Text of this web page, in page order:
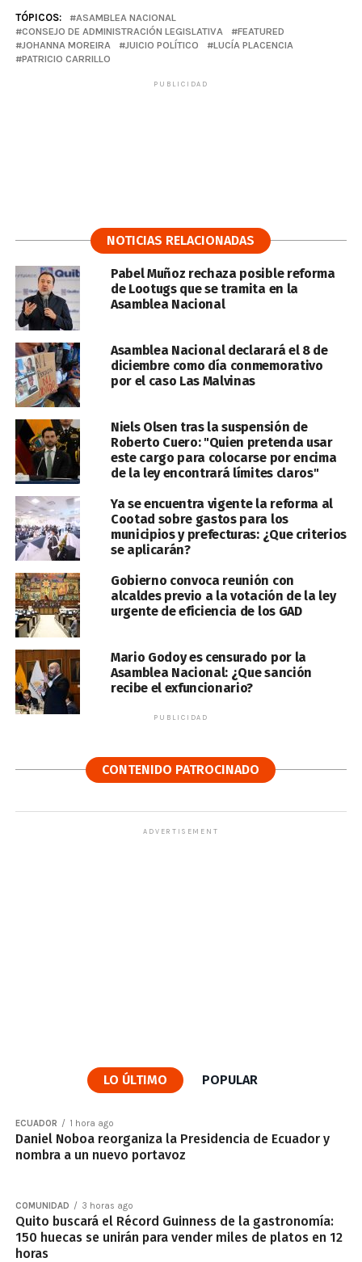
TÓPICOS:
ASAMBLEA NACIONAL
CONSEJO DE ADMINISTRACIÓN LEGISLATIVA
FEATURED
JOHANNA MOREIRA
JUICIO POLÍTICO
LUCÍA PLACENCIA
PATRICIO CARRILLO
PUBLICIDAD
NOTICIAS RELACIONADAS
Pabel Muñoz rechaza posible reforma
de Lootugs que se tramita en la
Asamblea Nacional
Asamblea Nacional declarará el 8 de
diciembre como día conmemorativo
por el caso Las Malvinas
Niels Olsen tras la suspensión de
Roberto Cuero: "Quien pretenda usar
este cargo para colocarse por encima
de la ley encontrará límites claros"
Ya se encuentra vigente la reforma al
Cootad sobre gastos para los
municipios y prefecturas: ¿Que criterios
se aplicarán?
Gobierno convoca reunión con
alcaldes previo a la votación de la ley
urgente de eficiencia de los GAD
Mario Godoy es censurado por la
Asamblea Nacional: ¿Que sanción
recibe el exfuncionario?
PUBLICIDAD
CONTENIDO PATROCINADO
ADVERTISEMENT
LO ÚLTIMO POPULAR
ECUADOR 1 hora ago
Daniel Noboa reorganiza la Presidencia de Ecuador y
nombra a un nuevo portavoz
COMUNIDAD 3 horas ago
Quito buscará el Récord Guinness de la gastronomía:
150 huecas se unirán para vender miles de platos en 12
horas